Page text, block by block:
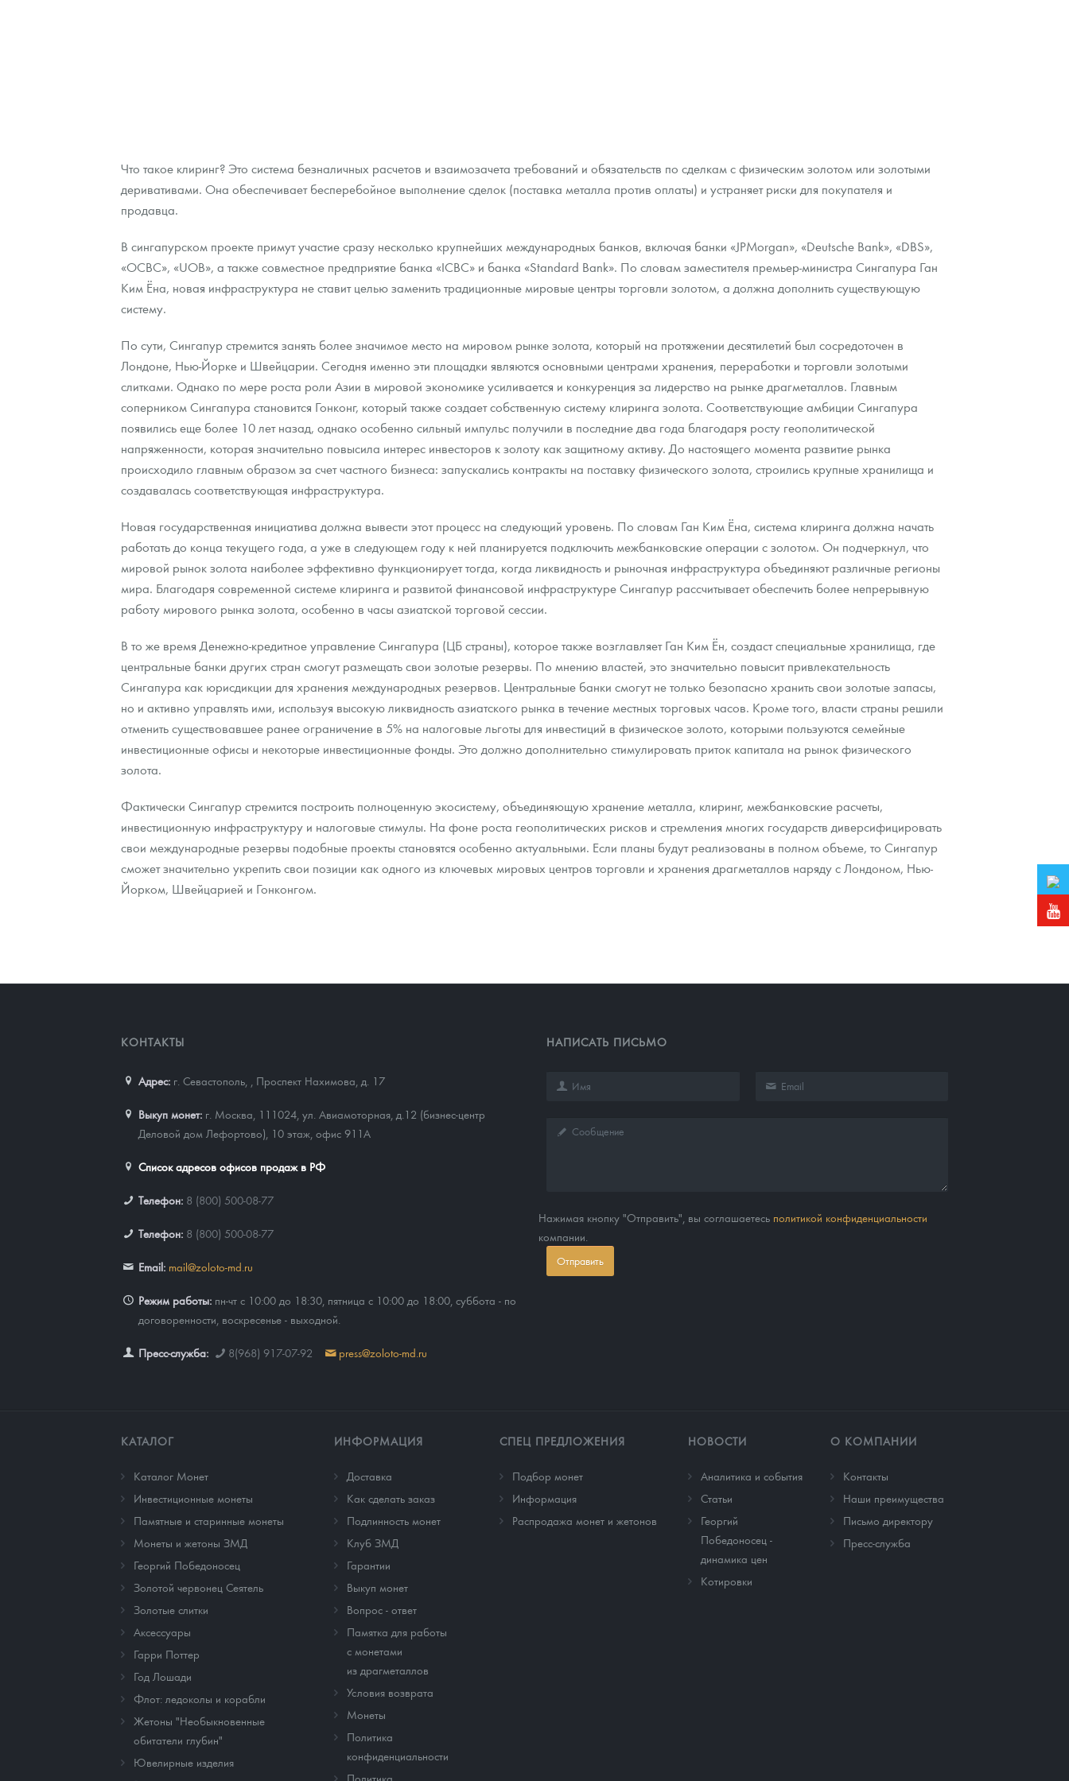
Что такое клиринг? Это система безналичных расчетов и взаимозачета требований и обязательств по сделкам с физическим золотом или золотыми
деривативами. Она обеспечивает бесперебойное выполнение сделок (поставка металла против оплаты) и устраняет риски для покупателя и
продавца.
В сингапурском проекте примут участие сразу несколько крупнейших международных банков, включая банки «JPMorgan», «Deutsche Bank», «DBS»,
«OCBC», «UOB», а также совместное предприятие банка «ICBC» и банка «Standard Bank». По словам заместителя премьер-министра Сингапура Ган
Ким Ёна, новая инфраструктура не ставит целью заменить традиционные мировые центры торговли золотом, а должна дополнить существующую
систему.
По сути, Сингапур стремится занять более значимое место на мировом рынке золота, который на протяжении десятилетий был сосредоточен в
Лондоне, Нью-Йорке и Швейцарии. Сегодня именно эти площадки являются основными центрами хранения, переработки и торговли золотыми
слитками. Однако по мере роста роли Азии в мировой экономике усиливается и конкуренция за лидерство на рынке драгметаллов. Главным
соперником Сингапура становится Гонконг, который также создает собственную систему клиринга золота. Соответствующие амбиции Сингапура
появились еще более 10 лет назад, однако особенно сильный импульс получили в последние два года благодаря росту геополитической
напряженности, которая значительно повысила интерес инвесторов к золоту как защитному активу. До настоящего момента развитие рынка
происходило главным образом за счет частного бизнеса: запускались контракты на поставку физического золота, строились крупные хранилища и
создавалась соответствующая инфраструктура.
Новая государственная инициатива должна вывести этот процесс на следующий уровень. По словам Ган Ким Ёна, система клиринга должна начать
работать до конца текущего года, а уже в следующем году к ней планируется подключить межбанковские операции с золотом. Он подчеркнул, что
мировой рынок золота наиболее эффективно функционирует тогда, когда ликвидность и рыночная инфраструктура объединяют различные регионы
мира. Благодаря современной системе клиринга и развитой финансовой инфраструктуре Сингапур рассчитывает обеспечить более непрерывную
работу мирового рынка золота, особенно в часы азиатской торговой сессии.
В то же время Денежно-кредитное управление Сингапура (ЦБ страны), которое также возглавляет Ган Ким Ён, создаст специальные хранилища, где
центральные банки других стран смогут размещать свои золотые резервы. По мнению властей, это значительно повысит привлекательность
Сингапура как юрисдикции для хранения международных резервов. Центральные банки смогут не только безопасно хранить свои золотые запасы,
но и активно управлять ими, используя высокую ликвидность азиатского рынка в течение местных торговых часов. Кроме того, власти страны решили
отменить существовавшее ранее ограничение в 5% на налоговые льготы для инвестиций в физическое золото, которыми пользуются семейные
инвестиционные офисы и некоторые инвестиционные фонды. Это должно дополнительно стимулировать приток капитала на рынок физического
золота.
Фактически Сингапур стремится построить полноценную экосистему, объединяющую хранение металла, клиринг, межбанковские расчеты,
инвестиционную инфраструктуру и налоговые стимулы. На фоне роста геополитических рисков и стремления многих государств диверсифицировать
свои международные резервы подобные проекты становятся особенно актуальными. Если планы будут реализованы в полном объеме, то Сингапур
сможет значительно укрепить свои позиции как одного из ключевых мировых центров торговли и хранения драгметаллов наряду с Лондоном, Нью-
Йорком, Швейцарией и Гонконгом.
КОНТАКТЫ
Адрес: г. Севастополь, Проспект Нахимова, д. 17
Выкуп монет: г. Москва, 111024, ул. Авиамоторная, д.12 (бизнес-центр
Деловой дом Лефортово), 10 этаж, офис 911А
Список адресов офисов продаж в РФ
Телефон: 8 (800) 500-08-77
Телефон: 8 (800) 500-08-77
Email: mail@zoloto-md.ru
Режим работы: пн-чт с 10:00 до 18:30, пятница с 10:00 до 18:00, суббота - по
договоренности, воскресенье - выходной.
Пресс-служба: 8(968) 917-07-92 press@zoloto-md.ru
НАПИСАТЬ ПИСЬМО
Нажимая кнопку "Отправить", вы соглашаетесь политикой конфиденциальности
компании.
Отправить
КАТАЛОГ
Каталог Монет
Инвестиционные монеты
Памятные и старинные монеты
Монеты и жетоны ЗМД
Георгий Победоносец
Золотой червонец Сеятель
Золотые слитки
Аксессуары
Гарри Поттер
Год Лошади
Флот: ледоколы и корабли
Жетоны "Необыкновенные
обитатели глубин"
Ювелирные изделия
ИНФОРМАЦИЯ
Доставка
Как сделать заказ
Подлинность монет
Клуб ЗМД
Гарантии
Выкуп монет
Вопрос - ответ
Памятка для работы
с монетами
из драгметаллов
Условия возврата
Монеты
Политика
конфиденциальности
Политика
СПЕЦ ПРЕДЛОЖЕНИЯ
Подбор монет
Информация
Распродажа монет и жетонов
НОВОСТИ
Аналитика и события
Cтатьи
Георгий
Победоносец -
динамика цен
Котировки
О КОМПАНИИ
Контакты
Наши преимущества
Письмо директору
Пресс-служба